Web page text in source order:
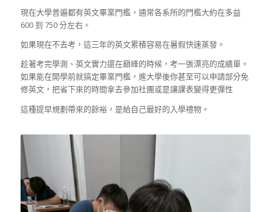
現在大學普遍都有英文畢業門檻，通常各系所的門檻大約在多益
600 到 750 分左右。
如果現在不去考，這三年的英文累積容易在暑假快速蒸發。
趁著考完學測、英文實力還在巔峰的時候，考一張漂亮的成績單。
如果能在開學前就搞定畢業門檻，進大學後你甚至可以申請部分免
修英文，把省下來的時間拿去參加社團或是讓課表變得更彈性
這種提早規劃帶來的餘裕，是給自己最好的入學禮物。